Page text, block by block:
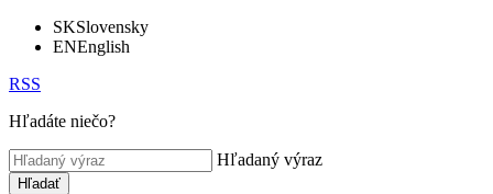
SKSlovensky
ENEnglish
RSS
Hľadáte niečo?
Hľadaný výraz
Hľadať